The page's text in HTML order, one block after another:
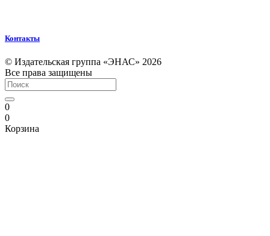
Контакты
© Издательская группа «ЭНАС» 2026
Все права защищены
0
0
Корзина